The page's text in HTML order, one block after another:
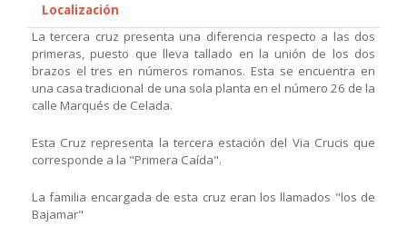
Localización
La tercera cruz presenta una diferencia respecto a las dos
primeras, puesto que lleva tallado en la unión de los dos
brazos el tres en números romanos. Esta se encuentra en
una casa tradicional de una sola planta en el número 26 de la
calle Marqués de Celada.
Esta Cruz representa la tercera estación del Via Crucis que
corresponde a la "Primera Caída".
La familia encargada de esta cruz eran los llamados "los de
Bajamar"